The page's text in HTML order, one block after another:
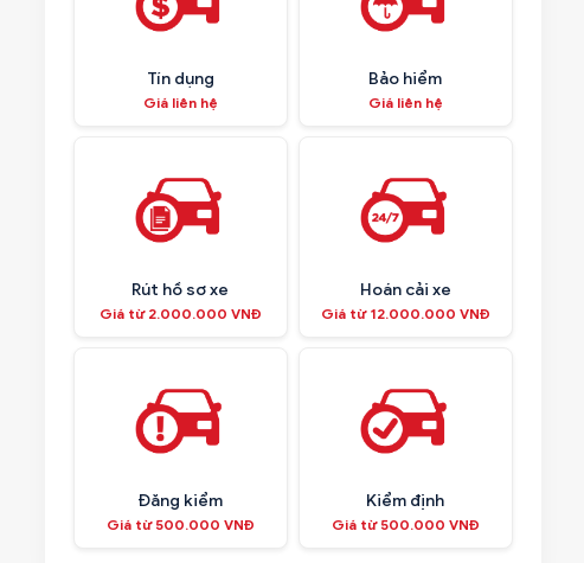
Tín dụng
Giá liên hệ
Bảo hiểm
Giá liên hệ
Rút hồ sơ xe
Giá từ 2.000.000 VNĐ
Hoán cải xe
Giá từ 12.000.000 VNĐ
Đăng kiểm
Giá từ 500.000 VNĐ
Kiểm định
Giá từ 500.000 VNĐ